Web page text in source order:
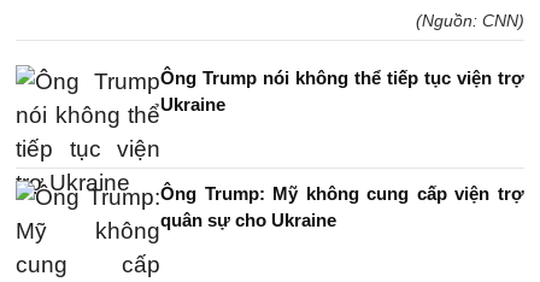
(Nguồn: CNN)
Ông Trump nói không thể tiếp tục viện trợ
Ukraine
Ông Trump: Mỹ không cung cấp viện trợ
quân sự cho Ukraine